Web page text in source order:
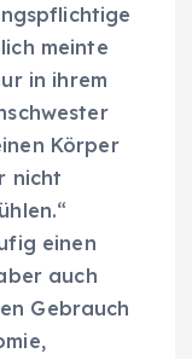
meinte
in ihrem
Körper
nicht
einen
auch
Gebrauch